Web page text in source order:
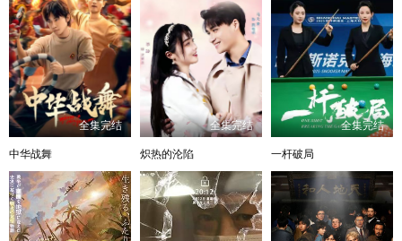
全集完结
中华战舞
全集完结
炽热的沦陷
全集完结
一杆破局